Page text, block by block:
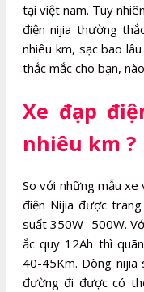
tại việt nam. Tuy
điện nijia thường
nhiêu km, sạc bao
thắc mắc cho bạn,
Xe đạp
nhiêu km ?
So với những mẫu
điện Nijia được
suất 350W- 500W.
ắc quy 12Ah thì
40-45Km. Dòng nijia
đường đi được có